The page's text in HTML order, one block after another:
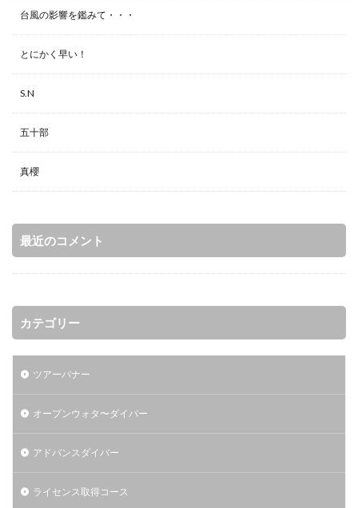
台風の影響を鑑みて・・・
とにかく早い！
S.N
五十部
真櫻
最近のコメント
カテゴリー
ツアーバナー
オープンウォタ〜ダイバー
アドバンスダイバー
ライセンス取得コース